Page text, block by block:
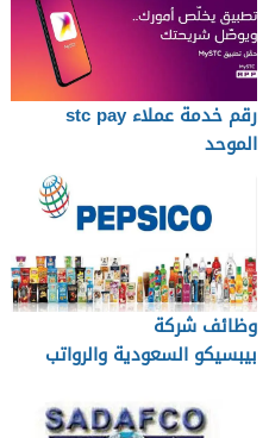
رقم خدمة عملاء stc pay
الموحد
وظائف شركة
بيبسيكو السعودية والرواتب